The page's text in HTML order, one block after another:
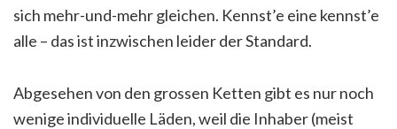
sich mehr-und-mehr gleichen. Kennst’e eine kennst’e
alle – das ist inzwischen leider der Standard.
Abgesehen von den grossen Ketten gibt es nur noch
wenige individuelle Läden, weil die Inhaber (meist